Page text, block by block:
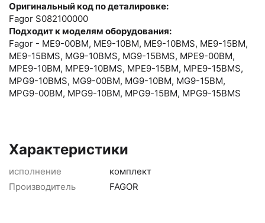
Оригинальный код по деталировке:
Fagor S082100000
Подходит к моделям оборудования:
Fagor - ME9-00BM, ME9-10BM, ME9-10BMS, ME9-15BM,
ME9-15BMS, MG9-10BMS, MG9-15BMS, MPE9-00BM,
MPE9-10BM, MPE9-10BMS, MPE9-15BM, MPE9-15BMS,
MPG9-10BMS, MG9-00BM, MG9-10BM, MG9-15BM,
MPG9-00BM, MPG9-10BM, MPG9-15BM, MPG9-15BMS
Характеристики
исполнение
комплект
Производитель
FAGOR